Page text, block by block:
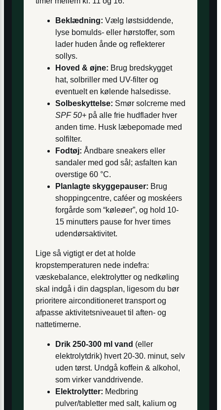
Beklædning: Vælg løstsiddende,
lyse bomulds- eller hørstoffer, som
lader huden ånde og reflekterer
sollys.
Hoved & øjne: Brug bredskygget
hat, solbriller med UV-filter og
eventuelt en kølende halsedisse.
Solbeskyttelse: Smør solcreme med
SPF 50+ på alle frie hudflader hver
anden time. Husk læbepomade med
solfilter.
Fodtøj: Åndbare sneakers eller
sandaler med god sål; asfalten kan
overstige 60 °C.
Planlagte skyggepauser: Brug
shoppingcentre, caféer og moskéers
forgårde som “køleøer”, og hold 10-
15 minutters pause for hver times
udendørsaktivitet.
Lige så vigtigt er det at holde
kropstemperaturen nede indefra:
væskebalance, elektrolytter og nedkøling
skal indgå i din dagsplan, ligesom du bør
prioritere airconditioneret transport og
afpasse aktivitetsniveauet til aften- og
nattetimerne.
Drik 250-300 ml vand (eller
elektrolyt­drik) hvert 20-30. minut, selv
uden tørst. Undgå koffein & alkohol,
som virker vanddrivende.
Elektrolytter: Medbring
pulver/tabletter med salt, kalium og